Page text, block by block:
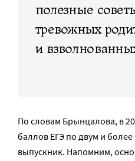
полезные
тревожных
и
По словам Брынцалова, в
баллов ЕГЭ по двум и
выпускник. Напомним,